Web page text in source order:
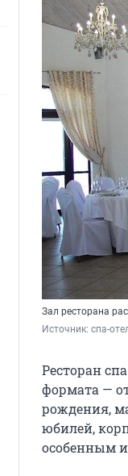
Зал ресторана
Источник: спа-
Ресторан
формата —
рождения,
юбилей,
особенным